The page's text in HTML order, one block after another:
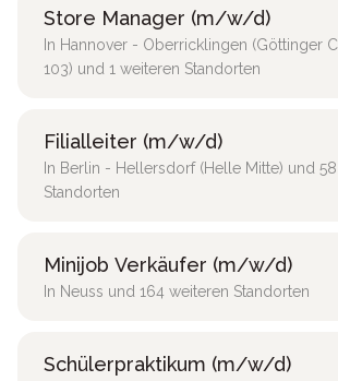
Store Manager (m/w/d)
In Hannover - Oberricklingen (Göttinger
103) und 1 weiteren Standorten
Filialleiter (m/w/d)
In Berlin - Hellersdorf (Helle Mitte) und
Standorten
Minijob Verkäufer (m/w/d)
In Neuss und 164 weiteren Standorten
Schülerpraktikum (m/w/d)